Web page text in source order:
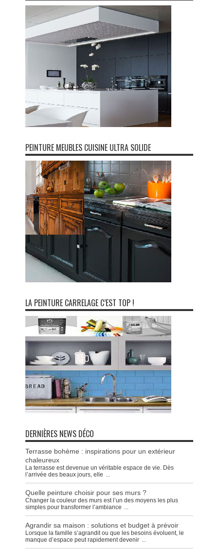
PEINTURE MEUBLES CUISINE ULTRA SOLIDE
LA PEINTURE CARRELAGE C’EST TOP !
DERNIÈRES NEWS DÉCO
Terrasse bohème : inspirations pour un extérieur
chaleureux
La terrasse est devenue un véritable espace de vie. Dès
l’arrivée des beaux jours, elle ...
Quelle peinture choisir pour ses murs ?
Changer la couleur des murs est l’un des moyens les plus
simples pour transformer l’ambiance ...
Agrandir sa maison : solutions et budget à prévoir
Lorsque la famille s’agrandit ou que les besoins évoluent, le
manque d’espace peut rapidement devenir ...